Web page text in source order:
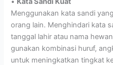
Menggunakan kata sandi
orang lain. Menghindari kata
tanggal lahir atau nama
gunakan kombinasi huruf,
untuk meningkatkan tingkat